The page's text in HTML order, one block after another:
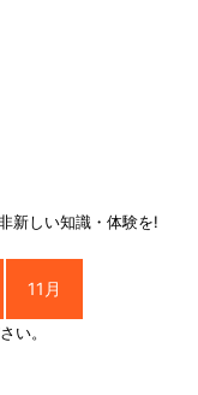
新しい知識・体験を!
11月
い。